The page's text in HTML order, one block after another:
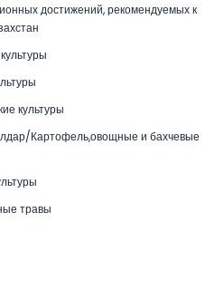
достижений, рекомендуемых к
культуры
Картофель,овощные и бахчевые
травы